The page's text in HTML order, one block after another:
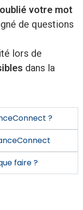
oublié votre mot
de questions
lors de
dans la
?
faire ?